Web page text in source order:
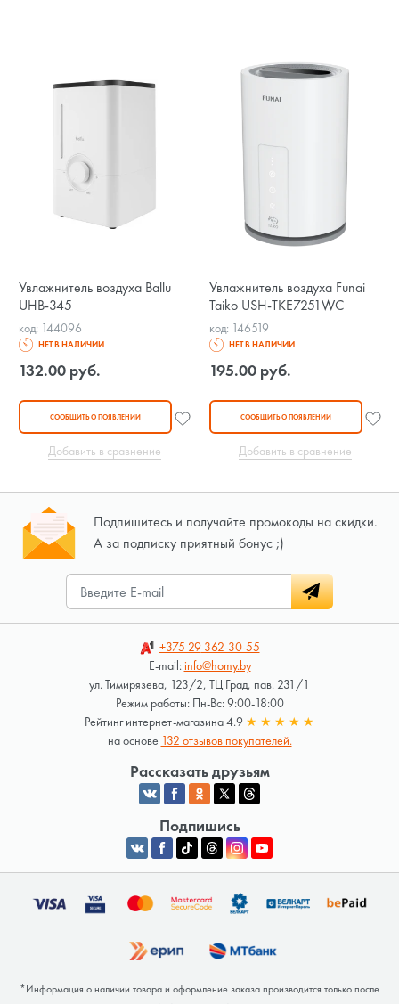
Увлажнитель воздуха Ballu
UHB-345
код: 144096
НЕТ В НАЛИЧИИ
132.00 руб.
СООБЩИТЬ О ПОЯВЛЕНИИ
Добавить в сравнение
Увлажнитель воздуха Funai
Taiko USH-TKE7251WC
код: 146519
НЕТ В НАЛИЧИИ
195.00 руб.
СООБЩИТЬ О ПОЯВЛЕНИИ
Добавить в сравнение
Подпишитесь и получайте промокоды на скидки.
А за подписку приятный бонус ;)
+375 29362-30-55
E-mail:info@homy.by
ул. Тимирязева, 123/2, ТЦ Град, пав. 231/1
Режим работы: Пн-Вс: 9:00-18:00
Рейтинг интернет-магазина 4.9 ★ ★ ★ ★ ★
на основе 132 отзывов покупателей.
Рассказать друзьям
Подпишись
*Информация о наличии товара и оформление заказа производится только после